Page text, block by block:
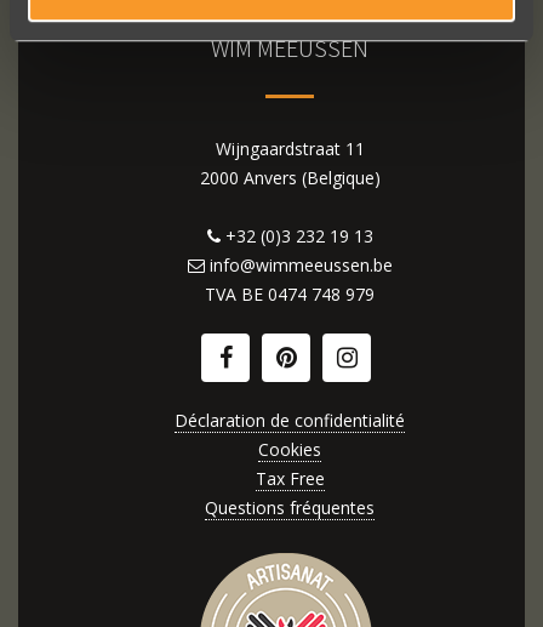
WIM MEEUSSEN
Wijngaardstraat 11
2000 Anvers (Belgique)
+32 (0)3 232 19 13
info@wimmeeussen.be
TVA BE 0474 748 979
Déclaration de confidentialité
Cookies
Tax Free
Questions fréquentes